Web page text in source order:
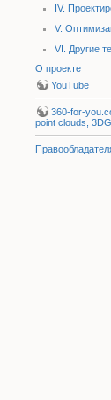
IV.
V.
VI. Другие
О проекте
YouTube
360-for-
point clouds,